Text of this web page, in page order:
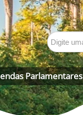
Parlamentares